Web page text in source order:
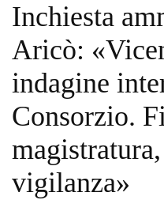
Inchiesta
Aricò:
indagine
Consorzio.
vigilanza»